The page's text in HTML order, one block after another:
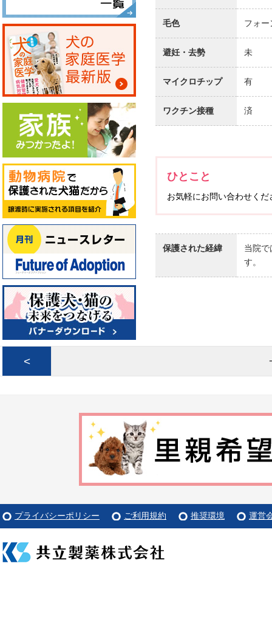
毛色 フォー
避妊・去勢 未
マイクロチップ 有
ワクチン接種 済
ひとこと
お気軽にお問い合わせくだ
保護された経緯
当院
す。
<
プライバシーポリシー ご利用規約 推奨環境 運営